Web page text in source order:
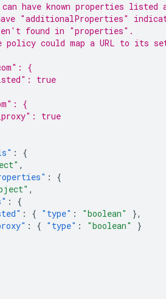
have known properties listed
"additionalProperties"
found in "properties".
policy could map a URL to its
{
true
{
true
:
{
,
:
{
,
:
{
: { "type" : "boolean"
},
: { "type" : "boolean"
}